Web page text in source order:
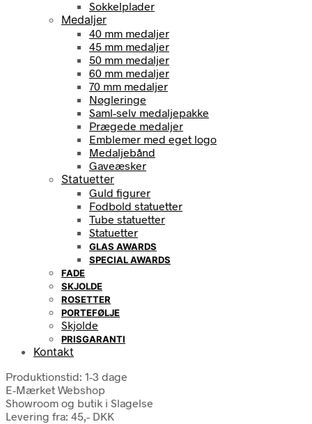
Sokkelplader
Medaljer
40 mm medaljer
45 mm medaljer
50 mm medaljer
60 mm medaljer
70 mm medaljer
Nøgleringe
Saml-selv medaljepakke
Prægede medaljer
Emblemer med eget logo
Medaljebånd
Gaveæsker
Statuetter
Guld figurer
Fodbold statuetter
Tube statuetter
Statuetter
GLAS AWARDS
SPECIAL AWARDS
FADE
SKJOLDE
ROSETTER
PORTEFØLJE
Skjolde
PRISGARANTI
Kontakt
Produktionstid: 1-3 dage
E-Mærket Webshop
Showroom og butik i Slagelse
Levering fra: 45,- DKK